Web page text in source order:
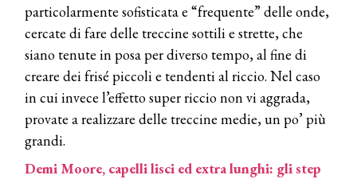
particolarmente sofisticata e “frequente” delle onde,
cercate di fare delle treccine sottili e strette, che
siano tenute in posa per diverso tempo, al fine di
creare dei frisé piccoli e tendenti al riccio. Nel caso
in cui invece l’effetto super riccio non vi aggrada,
provate a realizzare delle treccine medie, un po’ più
grandi.
Demi Moore, capelli lisci ed extra lunghi: gli step